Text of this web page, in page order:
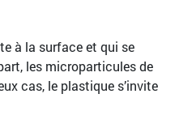
à la surface et qui se
les microparticules de
cas, le plastique s’invite